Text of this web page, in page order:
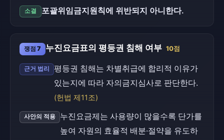
소결 포괄위임금지원칙에 위반되지 아니한다.
쟁점 7 누진요금표의 평등권 침해 여부 10점
근거 법리
평등권 침해는 차별취급에 합리적 이유가
있는지에 따라 자의금지심사로 판단한다.
(헌법 제11조)
사안의 적용
누진요금제는 사용량이 많을수록 단가를
높여 자원의 효율적 배분·절약을 유도하